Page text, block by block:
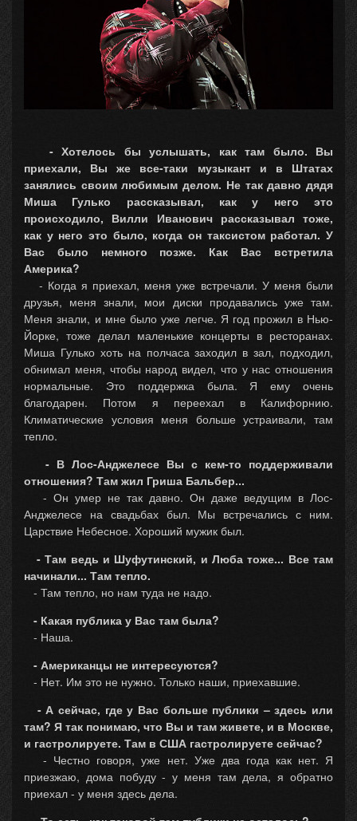
- Хотелось бы услышать, как там было. Вы
приехали, Вы же все-таки музыкант и в Штатах
занялись своим любимым делом. Не так давно дядя
Миша Гулько рассказывал, как у него это
происходило, Вилли Иванович рассказывал тоже,
как у него это было, когда он таксистом работал. У
Вас было немного позже. Как Вас встретила
Америка?
- Когда я приехал, меня уже встречали. У меня были
друзья, меня знали, мои диски продавались уже там.
Меня знали, и мне было уже легче. Я год прожил в Нью-
Йорке, тоже делал маленькие концерты в ресторанах.
Миша Гулько хоть на полчаса заходил в зал, подходил,
обнимал меня, чтобы народ видел, что у нас отношения
нормальные. Это поддержка была. Я ему очень
благодарен. Потом я переехал в Калифорнию.
Климатические условия меня больше устраивали, там
тепло.
- В Лос-Анджелесе Вы с кем-то поддерживали
отношения? Там жил Гриша Бальбер...
- Он умер не так давно. Он даже ведущим в Лос-
Анджелесе на свадьбах был. Мы встречались с ним.
Царствие Небесное. Хороший мужик был.
- Там ведь и Шуфутинский, и Люба тоже... Все там
начинали... Там тепло.
- Там тепло, но нам туда не надо.
- Какая публика у Вас там была?
- Наша.
- Американцы не интересуются?
- Нет. Им это не нужно. Только наши, приехавшие.
- А сейчас, где у Вас больше публики – здесь или
там? Я так понимаю, что Вы и там живете, и в Москве,
и гастролируете. Там в США гастролируете сейчас?
- Честно говоря, уже нет. Уже два года как нет. Я
приезжаю, дома побуду - у меня там дела, я обратно
приехал - у меня здесь дела.